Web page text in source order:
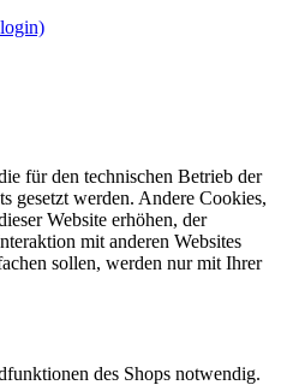
für den technischen Betrieb der
gesetzt werden. Andere Cookies,
Website erhöhen, der
mit anderen Websites
sollen, werden nur mit Ihrer
des Shops notwendig.